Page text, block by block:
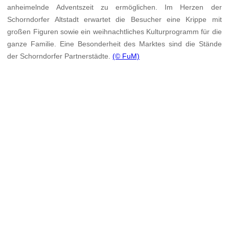
anheimelnde Adventszeit zu ermöglichen. Im Herzen der
Schorndorfer Altstadt erwartet die Besucher eine Krippe mit
großen Figuren sowie ein weihnachtliches Kulturprogramm für die
ganze Familie. Eine Besonderheit des Marktes sind die Stände
der Schorndorfer Partnerstädte.(© FuM)